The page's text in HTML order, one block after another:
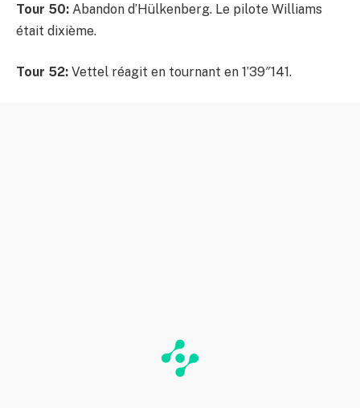
Tour 50: Abandon d’Hülkenberg. Le pilote Williams
était dixième.
Tour 52: Vettel réagit en tournant en 1’39″141.